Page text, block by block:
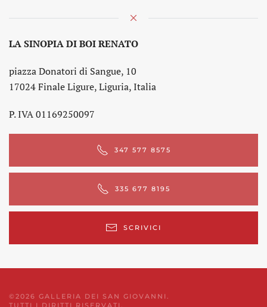
LA SINOPIA DI BOI RENATO
piazza Donatori di Sangue, 10
17024 Finale Ligure, Liguria, Italia
P. IVA 01169250097
347 577 8575
335 677 8195
SCRIVICI
© 2026 GALLERIA DEI SAN GIOVANNI.
TUTTI I DIRITTI RISERVATI.